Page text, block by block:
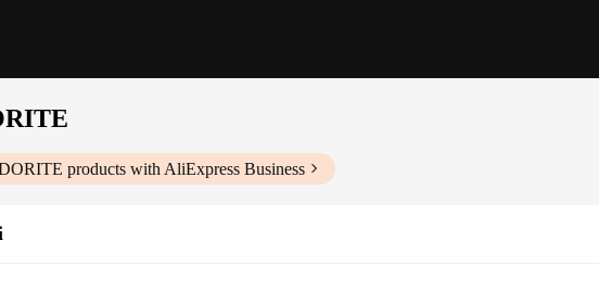
products with AliExpress Business